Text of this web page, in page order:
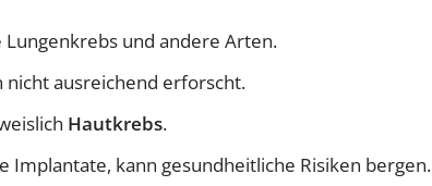
Lungenkrebs und andere Arten.
ausreichend erforscht.
Hautkrebs.
Implantate, kann gesundheitliche Risiken bergen.